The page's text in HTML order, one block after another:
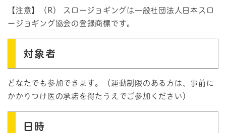
【注意】（R） スロージョギングは一般社団法人日本スロ
ージョギング協会の登録商標です。
対象者
どなたでも参加できます。（運動制限のある方は、事前に
かかりつけ医の承諾を得たうえでご参加ください）
日時